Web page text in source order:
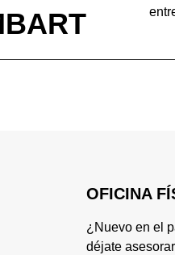
OFICINA
¿Nuevo en el
déjate asesorar